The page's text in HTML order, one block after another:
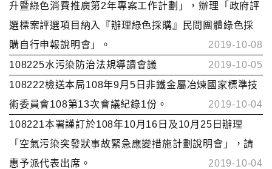
升暨綠色消費推廣第2年專案工作計劃」，辦理「政府評
選標案評選項目納入『辦理綠色採購』民間團體綠色採
購自行申報說明會」。
2019-10-08
108225水污染防治法規導讀會議
2019-10-05
108222檢送本局108年9月5日非鐵金屬冶煉國家標準技
術委員會108第13次會議紀錄1份。
2019-10-04
108221本署謹訂於108年10月16日及10月25日辦理
「空氣污染突發狀事故緊急應變措施計劃說明會」，請
惠予派代表出席。
2019-10-04